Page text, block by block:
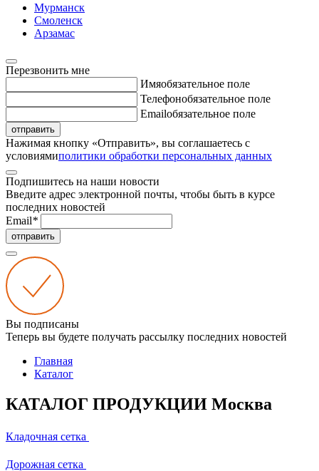
Мурманск
Смоленск
Арзамас
Перезвонить мне
Имяобязательное поле
Телефонобязательное поле
Emailобязательное поле
отправить
Нажимая кнопку «Отправить», вы соглашаетесь с
условиямиполитики обработки персональных данных
Подпишитесь на наши новости
Введите адрес электронной почты, чтобы быть в курсе
последних новостей
Email*
отправить
Вы подписаны
Теперь вы будете получать рассылку последних новостей
Главная
Каталог
КАТАЛОГ ПРОДУКЦИИ Москва
Кладочная сетка
Дорожная сетка